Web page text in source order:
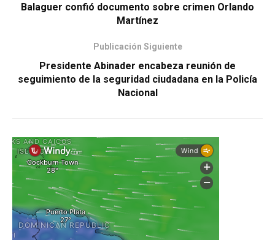
Balaguer confió documento sobre crimen Orlando
Martínez
Publicación Siguiente
Presidente Abinader encabeza reunión de
seguimiento de la seguridad ciudadana en la Policía
Nacional